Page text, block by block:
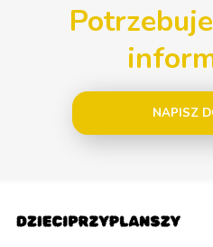
NAPISZ